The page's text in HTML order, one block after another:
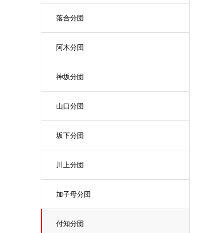
落合分団
阿木分団
神坂分団
山口分団
坂下分団
川上分団
加子母分団
付知分団